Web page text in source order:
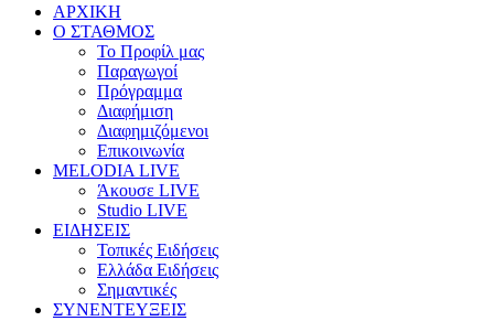
ΑΡΧΙΚΗ
Ο ΣΤΑΘΜΟΣ
Το Προφίλ μας
Παραγωγοί
Πρόγραμμα
Διαφήμιση
Διαφημιζόμενοι
Επικοινωνία
MELODIA LIVE
Άκουσε LIVE
Studio LIVE
ΕΙΔΗΣΕΙΣ
Τοπικές Ειδήσεις
Ελλάδα Ειδήσεις
Σημαντικές
ΣΥΝΕΝΤΕΥΞΕΙΣ